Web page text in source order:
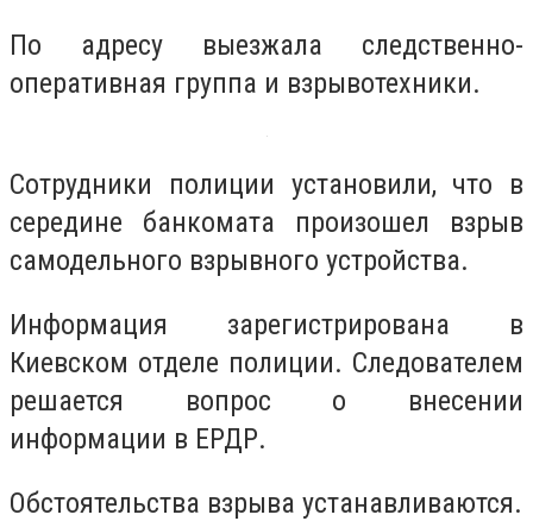
По адресу выезжала следственно-
оперативная группа и взрывотехники.
Сотрудники полиции установили, что в
середине банкомата произошел взрыв
самодельного взрывного устройства.
Информация зарегистрирована в
Киевском отделе полиции. Следователем
решается вопрос о внесении
информации в ЕРДР.
Обстоятельства взрыва устанавливаются.